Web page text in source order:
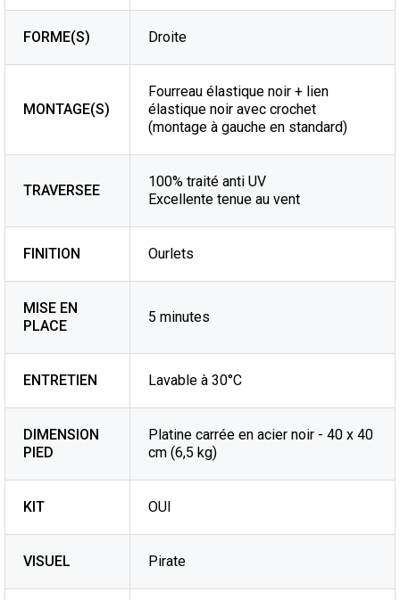
FORME(S) Droite
MONTAGE(S)
Fourreau élastique noir + lien
élastique noir avec crochet
(montage à gauche en standard)
TRAVERSEE
100% traité anti UV
Excellente tenue au vent
FINITION Ourlets
MISE EN
PLACE
5 minutes
ENTRETIEN Lavable à 30°C
DIMENSION
PIED
Platine carrée en acier noir - 40 x 40
cm (6,5 kg)
KIT OUI
VISUEL Pirate